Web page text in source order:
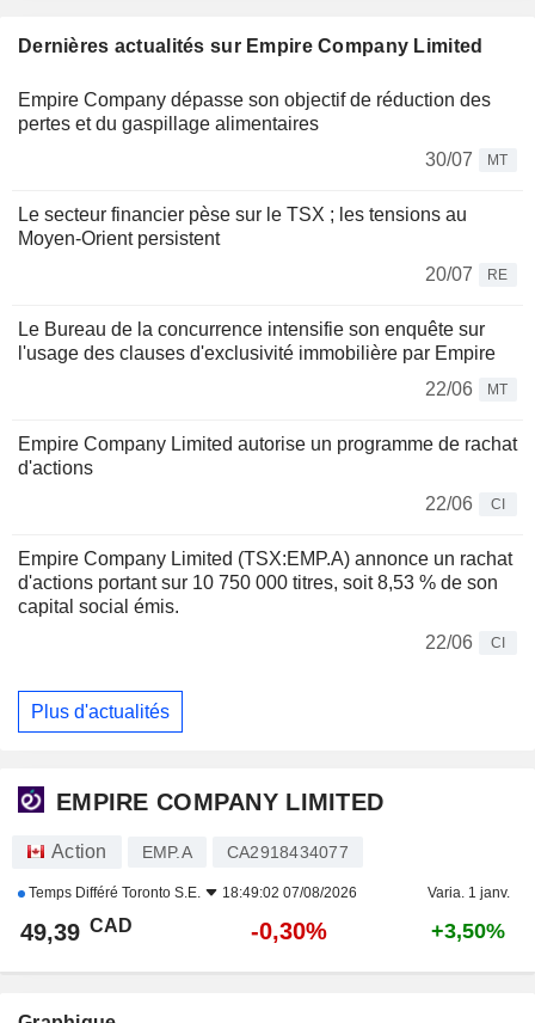
Dernières actualités sur Empire Company Limited
Empire Company dépasse son objectif de réduction des
pertes et du gaspillage alimentaires
30/07
MT
Le secteur financier pèse sur le TSX ; les tensions au
Moyen-Orient persistent
20/07
RE
Le Bureau de la concurrence intensifie son enquête sur
l'usage des clauses d'exclusivité immobilière par Empire
22/06
MT
Empire Company Limited autorise un programme de rachat
d'actions
22/06
CI
Empire Company Limited (TSX:EMP.A) annonce un rachat
d'actions portant sur 10 750 000 titres, soit 8,53 % de son
capital social émis.
22/06
CI
Plus d'actualités
EMPIRE COMPANY LIMITED
Action EMP.A CA2918434077
Temps Différé Toronto S.E. 18:49:02 07/08/2026 Varia. 1 janv.
49,39 CAD -0,30% +3,50%